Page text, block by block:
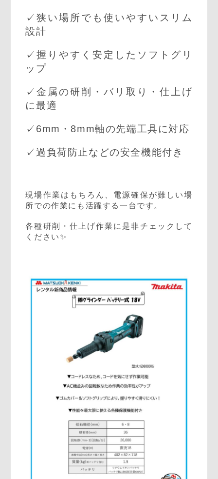
✓狭い場所でも使いやすいスリム
設計
✓握りやすく安定したソフトグリ
ップ
✓金属の研削・バリ取り・仕上げ
に最適
✓6mm・8mm軸の先端工具に対応
✓過負荷防止などの安全機能付き
現場作業はもちろん、電源確保が難しい場
所での作業にも活躍する一台です。
各種研削・仕上げ作業に是非チェックして
ください✨